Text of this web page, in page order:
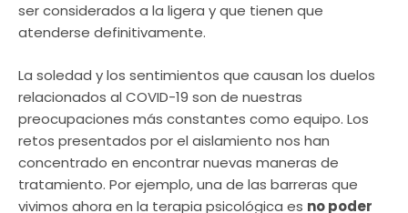
ser considerados a la ligera y que tienen que
atenderse definitivamente.
La soledad y los sentimientos que causan los duelos
relacionados al COVID-19 son de nuestras
preocupaciones más constantes como equipo. Los
retos presentados por el aislamiento nos han
concentrado en encontrar nuevas maneras de
tratamiento. Por ejemplo, una de las barreras que
vivimos ahora en la terapia psicológica es no poder